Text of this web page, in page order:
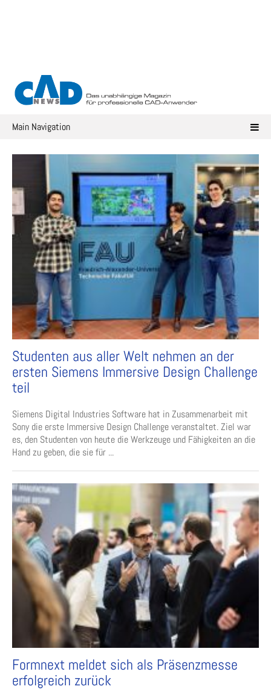
Main Navigation
Studenten aus aller Welt nehmen an der
ersten Siemens Immersive Design Challenge
teil
Siemens Digital Industries Software hat in Zusammenarbeit mit
Sony die erste Immersive Design Challenge veranstaltet. Ziel war
es, den Studenten von heute die Werkzeuge und Fähigkeiten an die
Hand zu geben, die sie für ...
Formnext meldet sich als Präsenzmesse
erfolgreich zurück